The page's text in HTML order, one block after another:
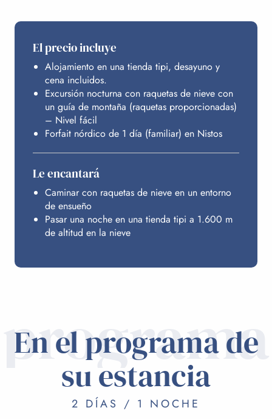
SU ZONA NÓRDICA
ALOJAMIENTO
El precio incluye
Alojamiento en una tienda tipi, desayuno y
cena incluidos.
Excursión nocturna con raquetas de nieve con
un guía de montaña (raquetas proporcionadas)
– Nivel fácil
Forfait nórdico de 1 día (familiar) en Nistos
Le encantará
Caminar con raquetas de nieve en un entorno
de ensueño
Pasar una noche en una tienda tipi a 1.600 m
de altitud en la nieve
programa
En el programa de
su estancia
2 DÍAS / 1 NOCHE